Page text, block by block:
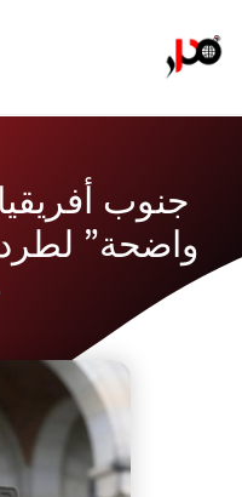
جنوب
واضحة”